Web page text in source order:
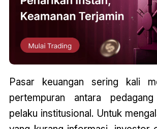
Pasar keuangan sering kali
pertempuran antara
pelaku institusional. Untuk